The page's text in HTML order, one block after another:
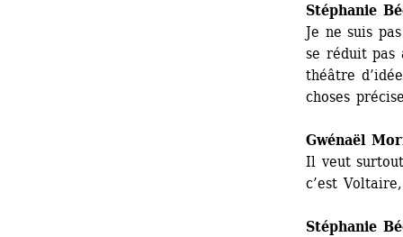
Stéphanie
Je ne suis
se réduit pas
théâtre
choses
Gwénaël
Il veut
c’est
Stéphanie